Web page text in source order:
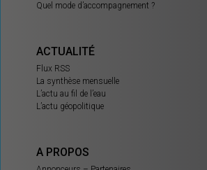
Quel mode d’accompagnement ?
ACTUALITÉ
Flux RSS
La synthèse mensuelle
L’actu au fil de l’eau
L’actu géopolitique
A PROPOS